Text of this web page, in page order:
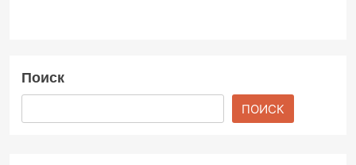
Поиск
ПОИСК